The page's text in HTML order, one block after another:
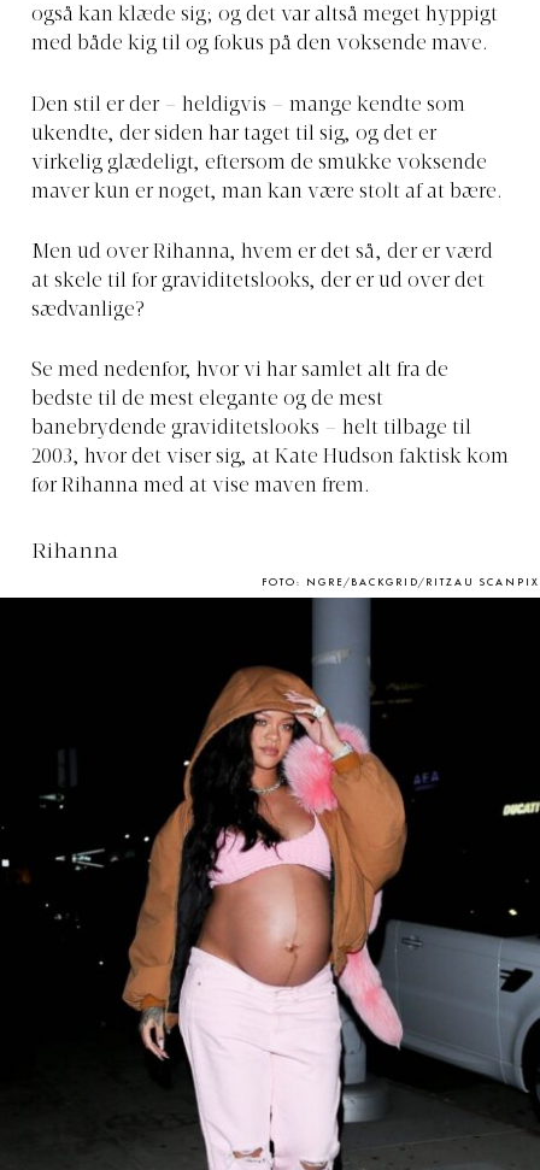
også kan klæde sig; og det var altså meget hyppigt
med både kig til og fokus på den voksende mave.
Den stil er der – heldigvis – mange kendte som
ukendte, der siden har taget til sig, og det er
virkelig glædeligt, eftersom de smukke voksende
maver kun er noget, man kan være stolt af at bære.
Men ud over Rihanna, hvem er det så, der er værd
at skele til for graviditetslooks, der er ud over det
sædvanlige?
Se med nedenfor, hvor vi har samlet alt fra de
bedste til de mest elegante og de mest
banebrydende graviditetslooks – helt tilbage til
2003, hvor det viser sig, at Kate Hudson faktisk kom
før Rihanna med at vise maven frem.
Rihanna
FOTO: NGRE/BACKGRID/RITZAU SCANPIX